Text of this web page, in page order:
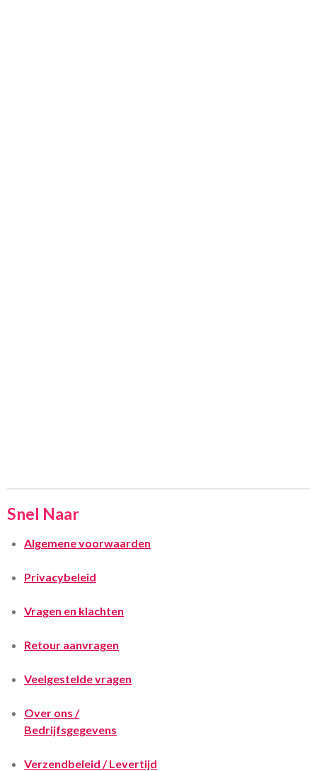
Snel Naar
Algemene voorwaarden
Privacybeleid
Vragen en klachten
Retour aanvragen
Veelgestelde vragen
Over ons /
Bedrijfsgegevens
Verzendbeleid / Levertijd